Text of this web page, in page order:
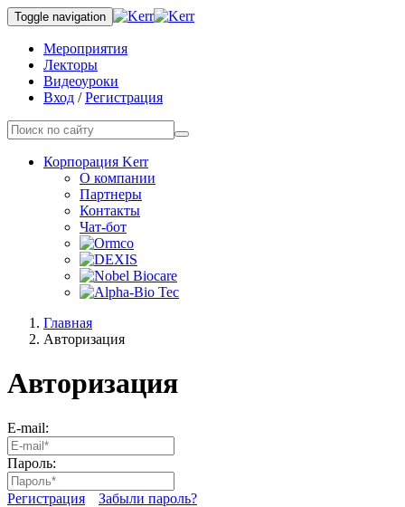
Toggle navigation
Мероприятия
Лекторы
Видеоуроки
Вход /Регистрация
Корпорация Kerr
О компании
Партнеры
Контакты
Чат-бот
Главная
Авторизация
Авторизация
E-mail:
Пароль:
Регистрация Забыли пароль?